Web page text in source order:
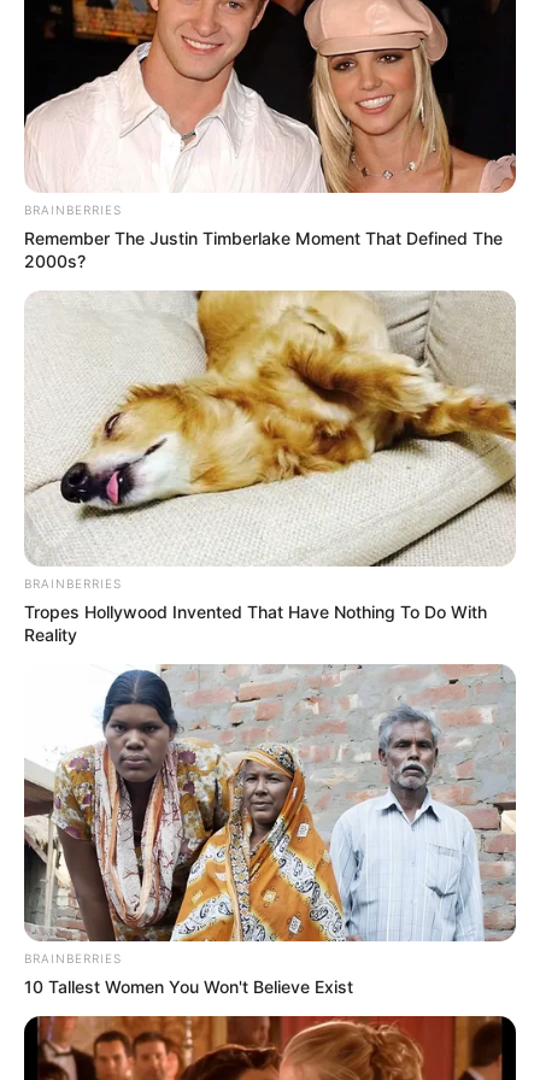
BRAINBERRIES
Remember The Justin Timberlake Moment That Defined The
2000s?
BRAINBERRIES
Tropes Hollywood Invented That Have Nothing To Do With
Reality
BRAINBERRIES
10 Tallest Women You Won't Believe Exist